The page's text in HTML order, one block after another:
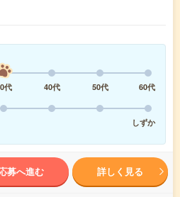
代 40代 50代
60代
しずか
募へ進む 詳しく見る